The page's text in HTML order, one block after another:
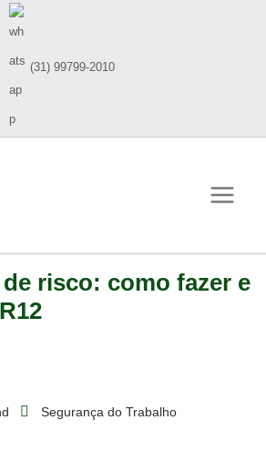
(31) 99799-2010
risco: como fazer e
Segurança do Trabalho